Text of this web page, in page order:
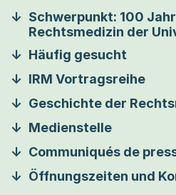
Schwerpunkt: 100
Rechtsmedizin der
Häufig gesucht
IRM Vortragsreihe
Geschichte der
Medienstelle
Communiqués de
Öffnungszeiten und